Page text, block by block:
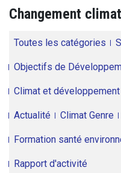
Changement
Toutes les catégories
Objectifs de
Climat et
Actualité Climat Genre
Formation santé
Rapport d'activité